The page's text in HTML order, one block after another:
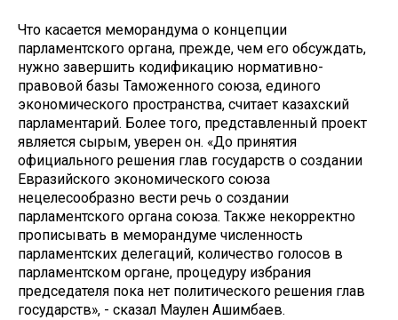
Что касается меморандума о концепции
парламентского органа, прежде, чем его обсуждать,
нужно завершить кодификацию нормативно-
правовой базы Таможенного союза, единого
экономического пространства, считает казахский
парламентарий. Более того, представленный проект
является сырым, уверен он. «До принятия
официального решения глав государств о создании
Евразийского экономического союза
нецелесообразно вести речь о создании
парламентского органа союза. Также некорректно
прописывать в меморандуме численность
парламентских делегаций, количество голосов в
парламентском органе, процедуру избрания
председателя пока нет политического решения глав
государств», - сказал Маулен Ашимбаев.